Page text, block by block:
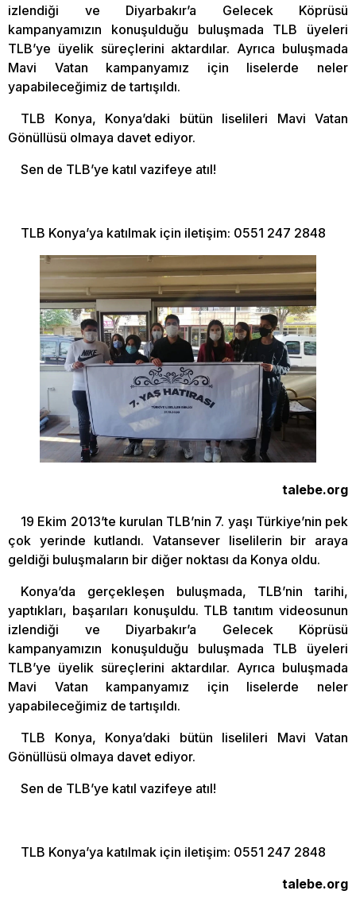
izlendiği ve Diyarbakır’a Gelecek Köprüsü
kampanyamızın konuşulduğu buluşmada TLB üyeleri
TLB’ye üyelik süreçlerini aktardılar. Ayrıca buluşmada
Mavi Vatan kampanyamız için liselerde neler
yapabileceğimiz de tartışıldı.
TLB Konya, Konya’daki bütün liselileri Mavi Vatan
Gönüllüsü olmaya davet ediyor.
Sen de TLB’ye katıl vazifeye atıl!
TLB Konya’ya katılmak için iletişim: 0551 247 2848
talebe.org
19 Ekim 2013’te kurulan TLB’nin 7. yaşı Türkiye’nin pek
çok yerinde kutlandı. Vatansever liselilerin bir araya
geldiği buluşmaların bir diğer noktası da Konya oldu.
Konya’da gerçekleşen buluşmada, TLB’nin tarihi,
yaptıkları, başarıları konuşuldu. TLB tanıtım videosunun
izlendiği ve Diyarbakır’a Gelecek Köprüsü
kampanyamızın konuşulduğu buluşmada TLB üyeleri
TLB’ye üyelik süreçlerini aktardılar. Ayrıca buluşmada
Mavi Vatan kampanyamız için liselerde neler
yapabileceğimiz de tartışıldı.
TLB Konya, Konya’daki bütün liselileri Mavi Vatan
Gönüllüsü olmaya davet ediyor.
Sen de TLB’ye katıl vazifeye atıl!
TLB Konya’ya katılmak için iletişim: 0551 247 2848
talebe.org